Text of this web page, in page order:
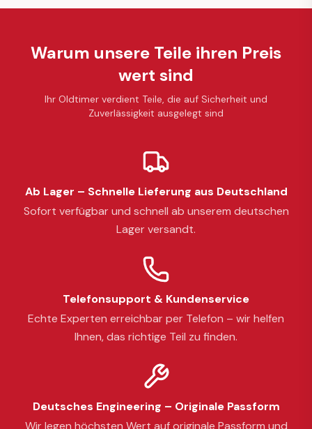
Warum unsere Teile ihren Preis
wert sind
Ihr Oldtimer verdient Teile, die auf Sicherheit und
Zuverlässigkeit ausgelegt sind
Ab Lager – Schnelle Lieferung aus Deutschland
Sofort verfügbar und schnell ab unserem deutschen
Lager versandt.
Telefonsupport & Kundenservice
Echte Experten erreichbar per Telefon – wir helfen
Ihnen, das richtige Teil zu finden.
Deutsches Engineering – Originale Passform